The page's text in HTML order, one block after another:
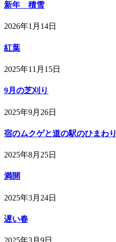
新年 積雪
2026年1月14日
紅葉
2025年11月15日
9月の芝刈り
2025年9月26日
宿のムクゲと道の駅のひまわり
2025年8月25日
満開
2025年3月24日
遅い春
2025年3月9日